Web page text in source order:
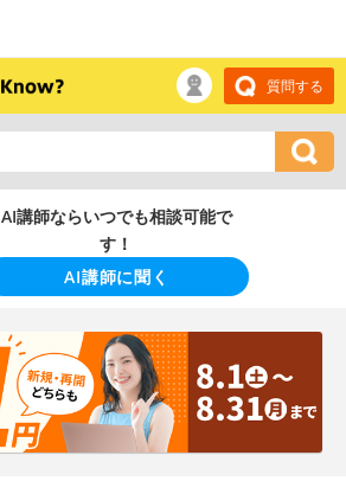
質問する
AI講師ならいつでも相談可能で
す！
AI講師に聞く